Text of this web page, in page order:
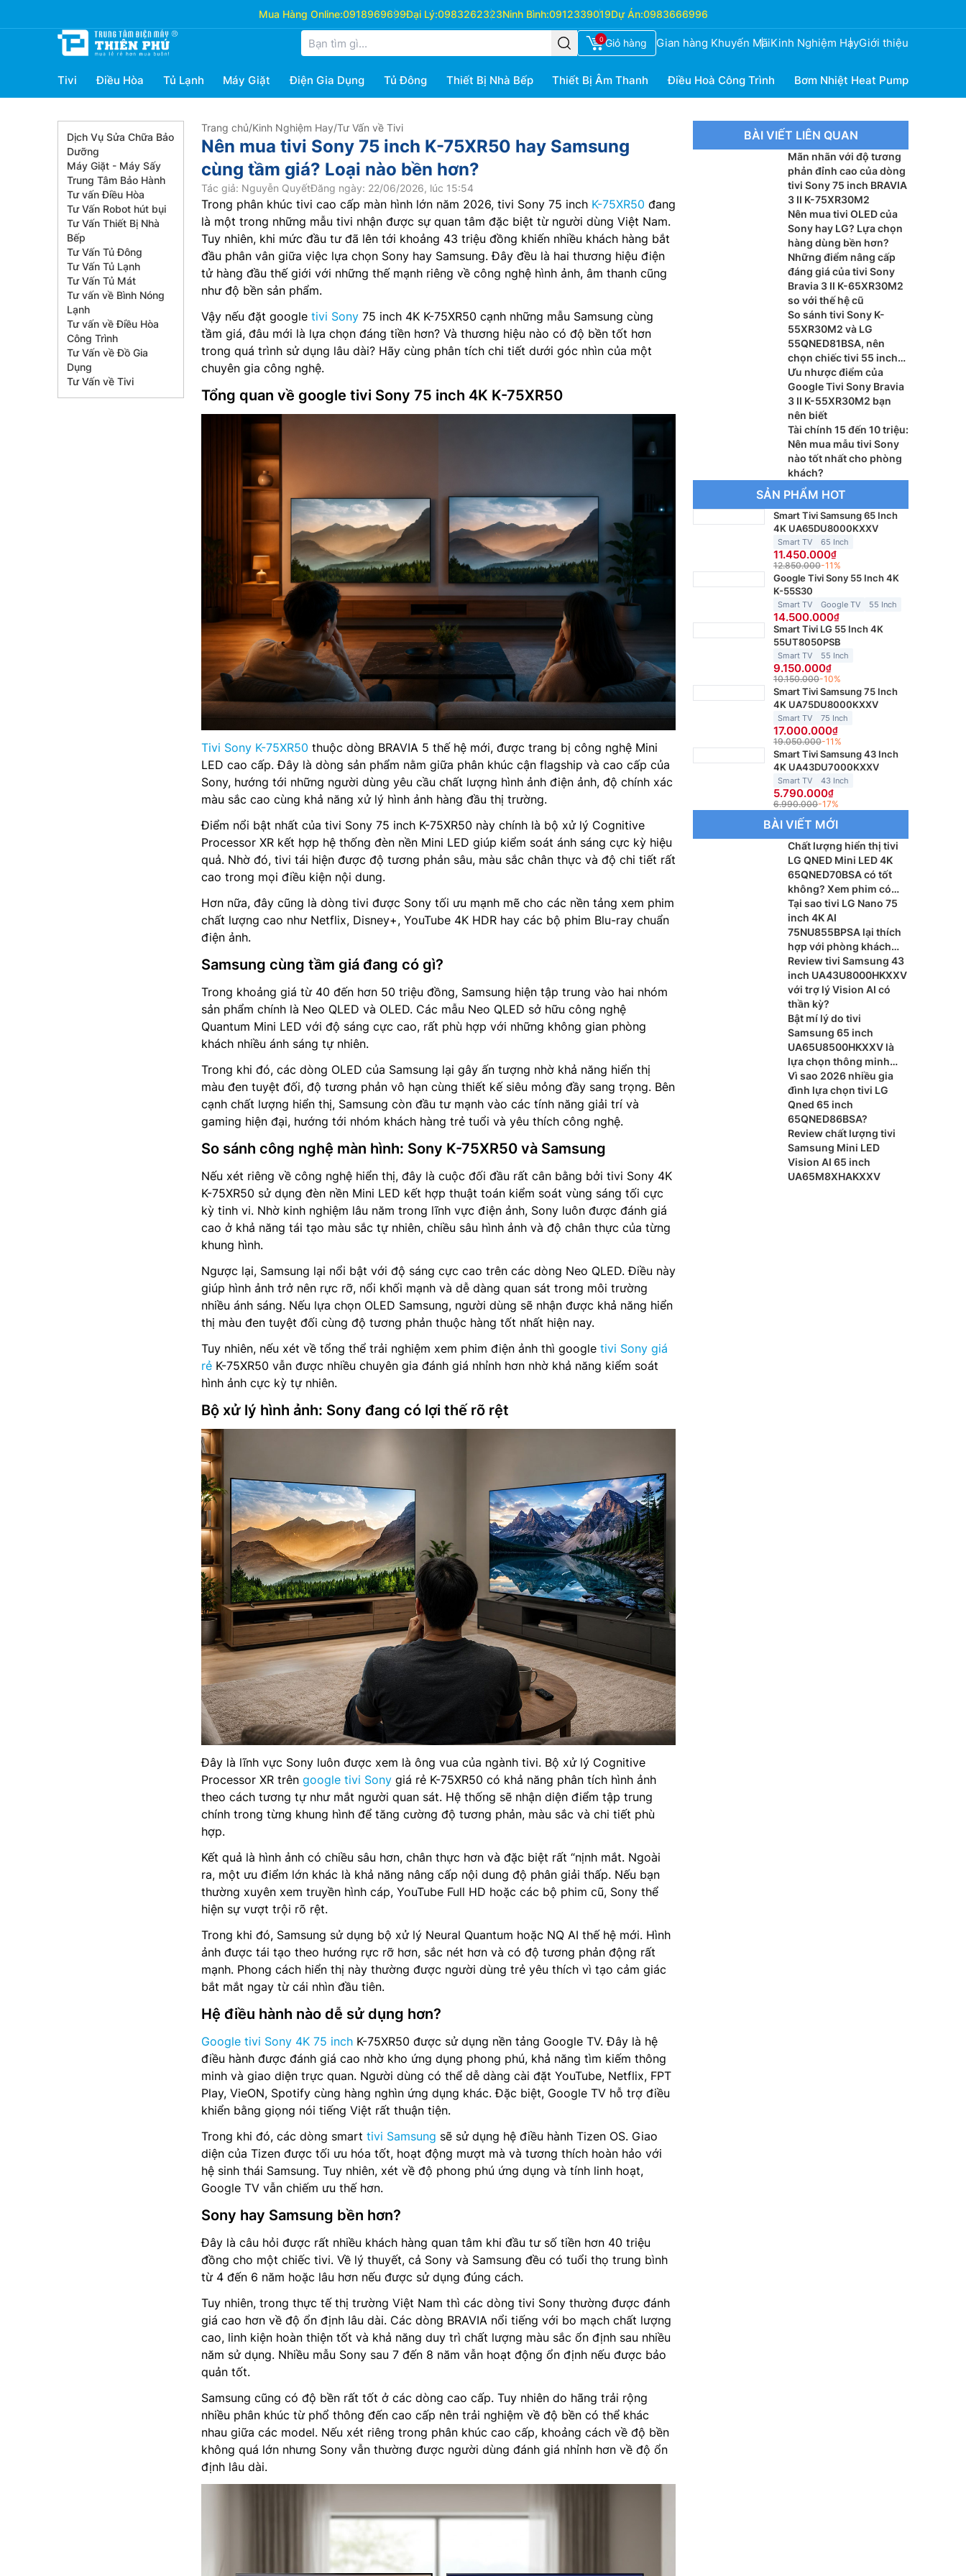
Mua Hàng Online:0918969699Đại Lý:0983262323Ninh Bình:0912339019Dự Án:0983666996
0 Giỏ hàng Gian hàng Khuyến MãiKinh Nghiệm HayGiới thiệu
Tivi Điều Hòa Tủ Lạnh Máy Giặt Điện Gia Dụng Tủ Đông Thiết Bị Nhà Bếp Thiết Bị Âm Thanh Điều Hoà Công Trình Bơm Nhiệt Heat Pump
Dịch Vụ Sửa Chữa Bảo
Dưỡng
Máy Giặt - Máy Sấy
Trung Tâm Bảo Hành
Tư vấn Điều Hòa
Tư Vấn Robot hút bụi
Tư Vấn Thiết Bị Nhà
Bếp
Tư Vấn Tủ Đông
Tư Vấn Tủ Lạnh
Tư Vấn Tủ Mát
Tư vấn về Bình Nóng
Lạnh
Tư vấn về Điều Hòa
Công Trình
Tư Vấn về Đồ Gia
Dụng
Tư Vấn về Tivi
Trang chủ/Kinh Nghiệm Hay/Tư Vấn về Tivi
Nên mua tivi Sony 75 inch K-75XR50 hay Samsung
cùng tầm giá? Loại nào bền hơn?
Tác giả: Nguyễn QuyếtĐăng ngày: 22/06/2026, lúc 15:54
Trong phân khúc tivi cao cấp màn hình lớn năm 2026, tivi Sony 75 inch K-75XR50 đang
là một trong những mẫu tivi nhận được sự quan tâm đặc biệt từ người dùng Việt Nam.
Tuy nhiên, khi mức đầu tư đã lên tới khoảng 43 triệu đồng khiến nhiều khách hàng bắt
đầu phân vân giữa việc lựa chọn Sony hay Samsung. Đây đều là hai thương hiệu điện
tử hàng đầu thế giới với những thế mạnh riêng về công nghệ hình ảnh, âm thanh cũng
như độ bền sản phẩm.
Vậy nếu đặt google tivi Sony 75 inch 4K K-75XR50 cạnh những mẫu Samsung cùng
tầm giá, đâu mới là lựa chọn đáng tiền hơn? Và thương hiệu nào có độ bền tốt hơn
trong quá trình sử dụng lâu dài? Hãy cùng phân tích chi tiết dưới góc nhìn của một
chuyên gia công nghệ.
Tổng quan về google tivi Sony 75 inch 4K K-75XR50
Tivi Sony K-75XR50 thuộc dòng BRAVIA 5 thế hệ mới, được trang bị công nghệ Mini
LED cao cấp. Đây là dòng sản phẩm nằm giữa phân khúc cận flagship và cao cấp của
Sony, hướng tới những người dùng yêu cầu chất lượng hình ảnh điện ảnh, độ chính xác
màu sắc cao cùng khả năng xử lý hình ảnh hàng đầu thị trường.
Điểm nổi bật nhất của tivi Sony 75 inch K-75XR50 này chính là bộ xử lý Cognitive
Processor XR kết hợp hệ thống đèn nền Mini LED giúp kiểm soát ánh sáng cực kỳ hiệu
quả. Nhờ đó, tivi tái hiện được độ tương phản sâu, màu sắc chân thực và độ chi tiết rất
cao trong mọi điều kiện nội dung.
Hơn nữa, đây cũng là dòng tivi được Sony tối ưu mạnh mẽ cho các nền tảng xem phim
chất lượng cao như Netflix, Disney+, YouTube 4K HDR hay các bộ phim Blu-ray chuẩn
điện ảnh.
Samsung cùng tầm giá đang có gì?
Trong khoảng giá từ 40 đến hơn 50 triệu đồng, Samsung hiện tập trung vào hai nhóm
sản phẩm chính là Neo QLED và OLED. Các mẫu Neo QLED sở hữu công nghệ
Quantum Mini LED với độ sáng cực cao, rất phù hợp với những không gian phòng
khách nhiều ánh sáng tự nhiên.
Trong khi đó, các dòng OLED của Samsung lại gây ấn tượng nhờ khả năng hiển thị
màu đen tuyệt đối, độ tương phản vô hạn cùng thiết kế siêu mỏng đầy sang trọng. Bên
cạnh chất lượng hiển thị, Samsung còn đầu tư mạnh vào các tính năng giải trí và
gaming hiện đại, hướng tới nhóm khách hàng trẻ tuổi và yêu thích công nghệ.
So sánh công nghệ màn hình: Sony K-75XR50 và Samsung
Nếu xét riêng về công nghệ hiển thị, đây là cuộc đối đầu rất cân bằng bởi tivi Sony 4K
K-75XR50 sử dụng đèn nền Mini LED kết hợp thuật toán kiểm soát vùng sáng tối cực
kỳ tinh vi. Nhờ kinh nghiệm lâu năm trong lĩnh vực điện ảnh, Sony luôn được đánh giá
cao ở khả năng tái tạo màu sắc tự nhiên, chiều sâu hình ảnh và độ chân thực của từng
khung hình.
Ngược lại, Samsung lại nổi bật với độ sáng cực cao trên các dòng Neo QLED. Điều này
giúp hình ảnh trở nên rực rỡ, nổi khối mạnh và dễ dàng quan sát trong môi trường
nhiều ánh sáng. Nếu lựa chọn OLED Samsung, người dùng sẽ nhận được khả năng hiển
thị màu đen tuyệt đối cùng độ tương phản thuộc hàng tốt nhất hiện nay.
Tuy nhiên, nếu xét về tổng thể trải nghiệm xem phim điện ảnh thì google tivi Sony giá
rẻ K-75XR50 vẫn được nhiều chuyên gia đánh giá nhỉnh hơn nhờ khả năng kiểm soát
hình ảnh cực kỳ tự nhiên.
Bộ xử lý hình ảnh: Sony đang có lợi thế rõ rệt
Đây là lĩnh vực Sony luôn được xem là ông vua của ngành tivi. Bộ xử lý Cognitive
Processor XR trên google tivi Sony giá rẻ K-75XR50 có khả năng phân tích hình ảnh
theo cách tương tự như mắt người quan sát. Hệ thống sẽ nhận diện điểm tập trung
chính trong từng khung hình để tăng cường độ tương phản, màu sắc và chi tiết phù
hợp.
Kết quả là hình ảnh có chiều sâu hơn, chân thực hơn và đặc biệt rất “nịnh mắt. Ngoài
ra, một ưu điểm lớn khác là khả năng nâng cấp nội dung độ phân giải thấp. Nếu bạn
thường xuyên xem truyền hình cáp, YouTube Full HD hoặc các bộ phim cũ, Sony thể
hiện sự vượt trội rõ rệt.
Trong khi đó, Samsung sử dụng bộ xử lý Neural Quantum hoặc NQ AI thế hệ mới. Hình
ảnh được tái tạo theo hướng rực rỡ hơn, sắc nét hơn và có độ tương phản động rất
mạnh. Phong cách hiển thị này thường được người dùng trẻ yêu thích vì tạo cảm giác
bắt mắt ngay từ cái nhìn đầu tiên.
Hệ điều hành nào dễ sử dụng hơn?
Google tivi Sony 4K 75 inch K-75XR50 được sử dụng nền tảng Google TV. Đây là hệ
điều hành được đánh giá cao nhờ kho ứng dụng phong phú, khả năng tìm kiếm thông
minh và giao diện trực quan. Người dùng có thể dễ dàng cài đặt YouTube, Netflix, FPT
Play, VieON, Spotify cùng hàng nghìn ứng dụng khác. Đặc biệt, Google TV hỗ trợ điều
khiển bằng giọng nói tiếng Việt rất thuận tiện.
Trong khi đó, các dòng smart tivi Samsung sẽ sử dụng hệ điều hành Tizen OS. Giao
diện của Tizen được tối ưu hóa tốt, hoạt động mượt mà và tương thích hoàn hảo với
hệ sinh thái Samsung. Tuy nhiên, xét về độ phong phú ứng dụng và tính linh hoạt,
Google TV vẫn chiếm ưu thế hơn.
Sony hay Samsung bền hơn?
Đây là câu hỏi được rất nhiều khách hàng quan tâm khi đầu tư số tiền hơn 40 triệu
đồng cho một chiếc tivi. Về lý thuyết, cả Sony và Samsung đều có tuổi thọ trung bình
từ 4 đến 6 năm hoặc lâu hơn nếu được sử dụng đúng cách.
Tuy nhiên, trong thực tế thị trường Việt Nam thì các dòng tivi Sony thường được đánh
giá cao hơn về độ ổn định lâu dài. Các dòng BRAVIA nổi tiếng với bo mạch chất lượng
cao, linh kiện hoàn thiện tốt và khả năng duy trì chất lượng màu sắc ổn định sau nhiều
năm sử dụng. Nhiều mẫu Sony sau 7 đến 8 năm vẫn hoạt động ổn định nếu được bảo
quản tốt.
Samsung cũng có độ bền rất tốt ở các dòng cao cấp. Tuy nhiên do hãng trải rộng
nhiều phân khúc từ phổ thông đến cao cấp nên trải nghiệm về độ bền có thể khác
nhau giữa các model. Nếu xét riêng trong phân khúc cao cấp, khoảng cách về độ bền
không quá lớn nhưng Sony vẫn thường được người dùng đánh giá nhỉnh hơn về độ ổn
định lâu dài.
BÀI VIẾT LIÊN QUAN
Mãn nhãn với độ tương
phản đỉnh cao của dòng
tivi Sony 75 inch BRAVIA
3 II K-75XR30M2
Nên mua tivi OLED của
Sony hay LG? Lựa chọn
hàng dùng bền hơn?
Những điểm nâng cấp
đáng giá của tivi Sony
Bravia 3 II K-65XR30M2
so với thế hệ cũ
So sánh tivi Sony K-
55XR30M2 và LG
55QNED81BSA, nên
chọn chiếc tivi 55 inch
nào?
Ưu nhược điểm của
Google Tivi Sony Bravia
3 II K-55XR30M2 bạn
nên biết
Tài chính 15 đến 10 triệu:
Nên mua mẫu tivi Sony
nào tốt nhất cho phòng
khách?
SẢN PHẨM HOT
Smart Tivi Samsung 65 Inch
4K UA65DU8000KXXV
Smart TV 65 Inch
11.450.000
12.850.000-11%
Google Tivi Sony 55 Inch 4K
K-55S30
Smart TV Google TV 55 Inch
14.500.000
Smart Tivi LG 55 Inch 4K
55UT8050PSB
Smart TV 55 Inch
9.150.000
10.150.000-10%
Smart Tivi Samsung 75 Inch
4K UA75DU8000KXXV
Smart TV 75 Inch
17.000.000
19.050.000-11%
Smart Tivi Samsung 43 Inch
4K UA43DU7000KXXV
Smart TV 43 Inch
5.790.000
6.990.000-17%
BÀI VIẾT MỚI
Chất lượng hiển thị tivi
LG QNED Mini LED 4K
65QNED70BSA có tốt
không? Xem phim có
sắc nét?
Tại sao tivi LG Nano 75
inch 4K AI
75NU855BPSA lại thích
hợp với phòng khách
lớn?
Review tivi Samsung 43
inch UA43U8000HKXXV
với trợ lý Vision AI có
thần kỳ?
Bật mí lý do tivi
Samsung 65 inch
UA65U8500HKXXV là
lựa chọn thông minh
cho phòng khách
Vì sao 2026 nhiều gia
đình lựa chọn tivi LG
Qned 65 inch
65QNED86BSA?
Review chất lượng tivi
Samsung Mini LED
Vision AI 65 inch
UA65M8XHAKXXV